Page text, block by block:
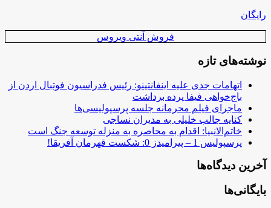
رایگان
فروش آنتی ویروس
نوشته‌های تازه
اتهامات جدی علیه اینفانتینو: رئیس فدراسیون فوتبال اردن از
باج‌خواهی فیفا پرده برداشت
ماجرای فیلم محرمانه جلسه پرسپولیسی‌ها
کنایه جالب خلیلی به مدیران نساجی
خاتم‌الانبیا: اقدام به محاصره به منزله توسعه جنگ است
پرسپولیس 1 – پیرامیدز 0: شکست قهرمان آفریقا!
آخرین دیدگاه‌ها
بایگانی‌ها